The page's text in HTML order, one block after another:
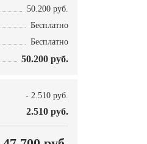
50.200 руб.
Бесплатно
Бесплатно
50.200 руб.
- 2.510 руб.
2.510 руб.